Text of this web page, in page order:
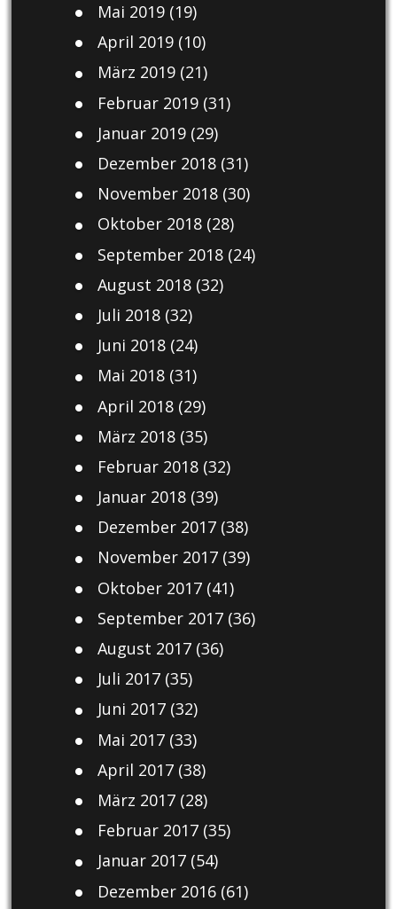
Mai 2019(19)
April 2019(10)
März 2019(21)
Februar 2019(31)
Januar 2019(29)
Dezember 2018(31)
November 2018(30)
Oktober 2018(28)
September 2018(24)
August 2018(32)
Juli 2018(32)
Juni 2018(24)
Mai 2018(31)
April 2018(29)
März 2018(35)
Februar 2018(32)
Januar 2018(39)
Dezember 2017(38)
November 2017(39)
Oktober 2017(41)
September 2017(36)
August 2017(36)
Juli 2017(35)
Juni 2017(32)
Mai 2017(33)
April 2017(38)
März 2017(28)
Februar 2017(35)
Januar 2017(54)
Dezember 2016(61)